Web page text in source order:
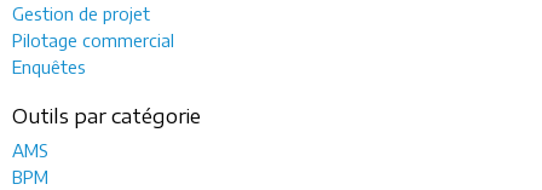
Gestion de projet
Pilotage commercial
Enquêtes
Outils par catégorie
AMS
BPM